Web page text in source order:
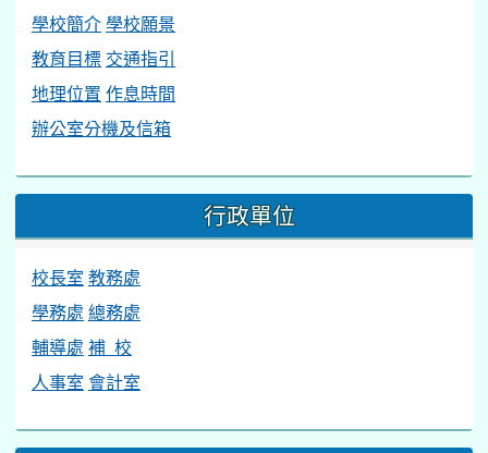
學校簡介學校願景
教育目標 交通指引
地理位置 作息時間
辦公室分機及信箱
行政單位
校長室 教務處
學務處 總務處
輔導處 補 校
人事室 會計室